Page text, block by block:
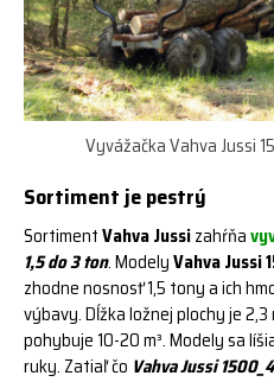
Vyvážačka Vahva Jussi
Sortiment je pestrý
SortimentVahva Jussizahŕňa
1,5 do 3 ton. ModelyVahva Jussi
zhodne nosnosť 1,5 tony a ich
výbavy. Dĺžka ložnej plochy je
pohybuje 10-20 m³. Modely sa
ruky. Zatiaľ čo Vahva Jussi